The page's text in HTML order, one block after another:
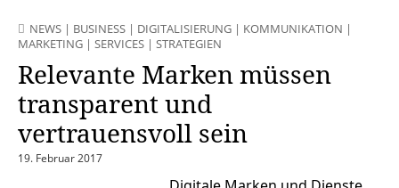
NEWS | BUSINESS | DIGITALISIERUNG | KOMMUNIKATION |
MARKETING | SERVICES | STRATEGIEN
Relevante Marken müssen
transparent und
vertrauensvoll sein
19. Februar 2017